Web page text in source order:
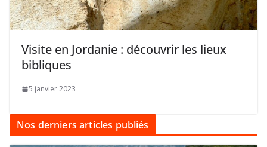
Visite en Jordanie : découvrir les lieux
bibliques
5 janvier 2023
Nos derniers articles publiés